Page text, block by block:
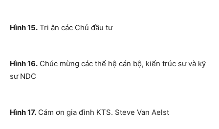
Hình 15. Tri ân các Chủ đầu tư
Hình 16. Chúc mừng các thế hệ cán bộ, kiến trúc sư và kỹ
sư NDC
Hình 17. Cám ơn gia đình KTS. Steve Van Aelst